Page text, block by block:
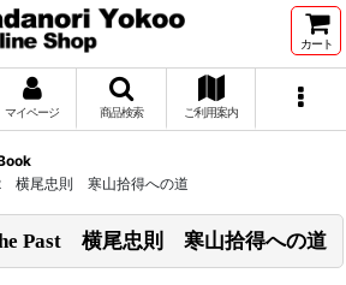
カート
マイページ 商品検索 ご利用案内
横尾忠則 寒山拾得への道
Past 横尾忠則 寒山拾得への道